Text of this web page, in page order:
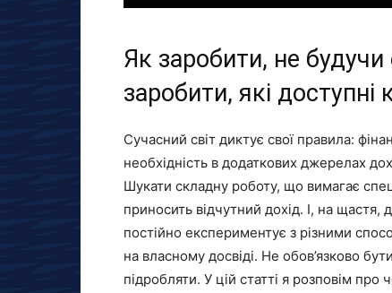
Як заробити, не
заробити, які
Сучасний світ диктує свої правила:
необхідність в додаткових джерелах
Шукати складну роботу, що вимагає
приносить відчутний дохід. І, на
постійно експериментує з різними
на власному досвіді. Не обов’язково
підробляти. У цій статті я розповім